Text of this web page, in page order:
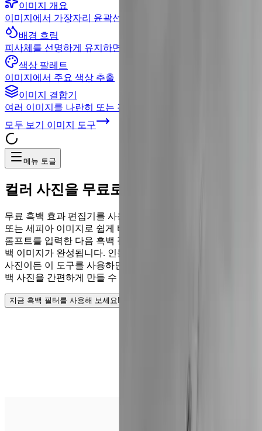
이미지 개요
이미지에서 가장자리 윤곽선 생성
배경 흐림
피사체를 선명하게 유지하면서 배경 흐림
색상 팔레트
이미지에서 주요 색상 추출
이미지 결합기
여러 이미지를 나란히 또는 겹쳐서 결합하기
모두 보기
이미지 도구
메뉴 토글
컬러 사진을 무료로 흑백으로 변환
무료 흑백 효과 편집기를 사용해 컬러 사진을 눈에 띄는 흑백
또는 세피아 이미지로 쉽게 바꿔보세요. 사진을 업로드하고 프
롬프트를 입력한 다음 흑백 필터를 적용하면 단 몇 초 만에 흑
백 이미지가 완성됩니다. 인물, 풍경, 동물 작품 등 어떤 종류의
사진이든 이 도구를 사용하면 최소한의 노력으로 고품질의 흑
백 사진을 간편하게 만들 수 있습니다.
지금 흑백 필터를 사용해 보세요!